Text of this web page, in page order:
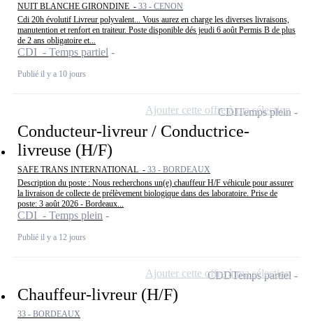
NUIT BLANCHE GIRONDINE - 33 - CENON
Cdi 20h évolutif Livreur polyvalent... Vous aurez en charge les diverses livraisons,
manutention et renfort en traiteur. Poste disponible dés jeudi 6 août Permis B de plus
de 2 ans obligatoire et...
CDI - Temps partiel
Publié il y a 10 jours
Conducteur-livreur / Conductrice-
livreuse (H/F)
SAFE TRANS INTERNATIONAL - 33 - BORDEAUX
Description du poste : Nous recherchons un(e) chauffeur H/F véhicule pour assurer
la livraison de collecte de prélèvement biologique dans des laboratoire. Prise de
poste: 3 août 2026 - Bordeaux...
CDI - Temps plein
Publié il y a 12 jours
CDITemps plein
Ajouter cette offre à ma sélection
Chauffeur-livreur (H/F)
33 - BORDEAUX
CDDTemps partiel
Ajouter cette offre à ma sélection